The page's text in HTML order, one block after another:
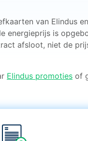
van Elindus
energieprijs is
afsloot, niet de
Elindus promoties of